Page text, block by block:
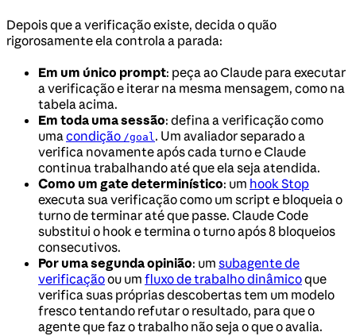
Depois que a verificação existe, decida o quão
rigorosamente ela controla a parada:
Em um único prompt: peça ao Claude para executar
a verificação e iterar na mesma mensagem, como na
tabela acima.
Em toda uma sessão: defina a verificação como
umacondição /goal. Um avaliador separado a
verifica novamente após cada turno e Claude
continua trabalhando até que ela seja atendida.
Como um gate determinístico: um hook Stop
executa sua verificação como um script e bloqueia o
turno de terminar até que passe. Claude Code
substitui o hook e termina o turno após 8 bloqueios
consecutivos.
Por uma segunda opinião: um subagente de
verificaçãoou um fluxo de trabalho dinâmicoque
verifica suas próprias descobertas tem um modelo
fresco tentando refutar o resultado, para que o
agente que faz o trabalho não seja o que o avalia.